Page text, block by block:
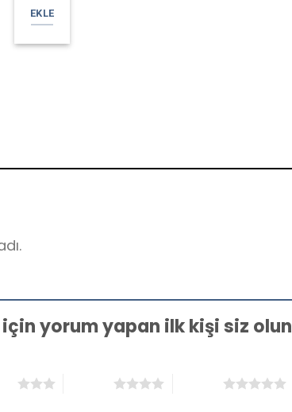
EKLE
yorum yapan ilk kişi siz olun